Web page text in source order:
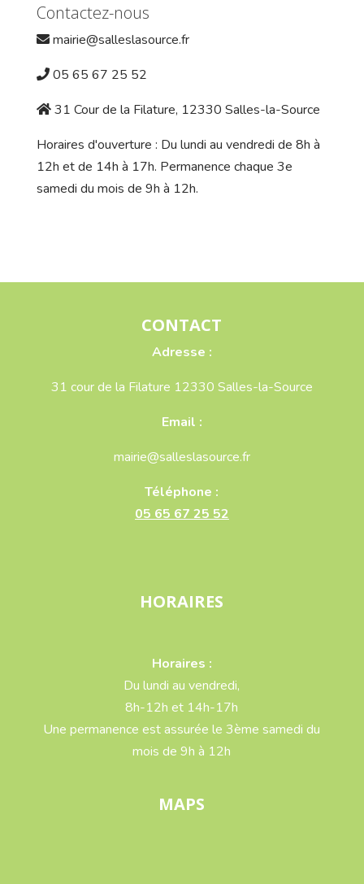
Contactez-nous
mairie@salleslasource.fr
05 65 67 25 52
31 Cour de la Filature, 12330 Salles-la-Source
Horaires d'ouverture : Du lundi au vendredi de 8h à
12h et de 14h à 17h. Permanence chaque 3e
samedi du mois de 9h à 12h.
CONTACT
Adresse :
31 cour de la Filature 12330 Salles-la-Source
Email :
mairie@salleslasource.fr
Téléphone :
05 65 67 25 52
HORAIRES
Horaires :
Du lundi au vendredi,
8h-12h et 14h-17h
Une permanence est assurée le 3ème samedi du
mois de 9h à 12h
MAPS